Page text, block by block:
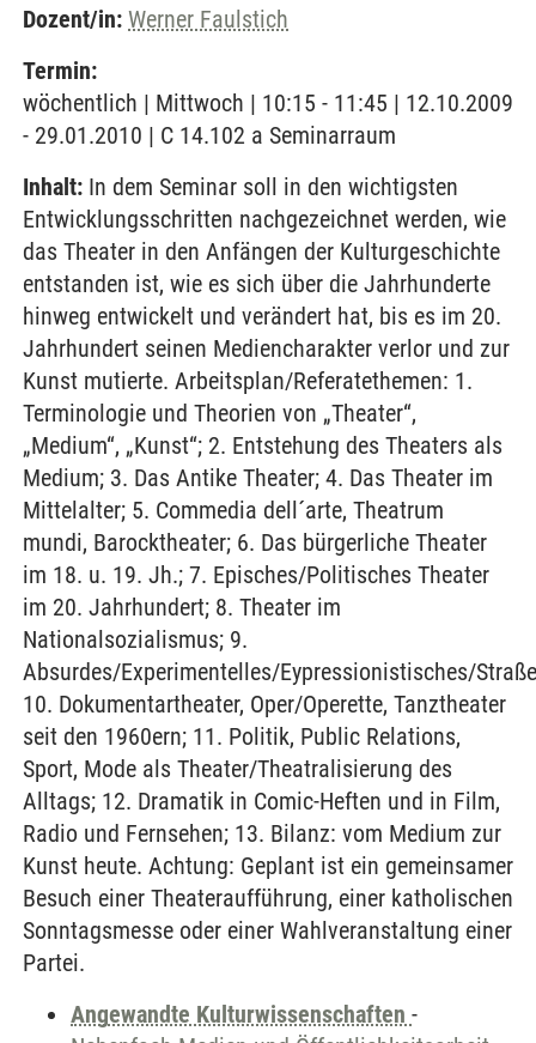
Dozent/in: Werner Faulstich
Termin:
wöchentlich | Mittwoch | 10:15 - 11:45 | 12.10.2009
- 29.01.2010 | C 14.102 a Seminarraum
Inhalt: In dem Seminar soll in den wichtigsten
Entwicklungsschritten nachgezeichnet werden, wie
das Theater in den Anfängen der Kulturgeschichte
entstanden ist, wie es sich über die Jahrhunderte
hinweg entwickelt und verändert hat, bis es im 20.
Jahrhundert seinen Mediencharakter verlor und zur
Kunst mutierte. Arbeitsplan/Referatethemen: 1.
Terminologie und Theorien von „Theater“,
„Medium“, „Kunst“; 2. Entstehung des Theaters als
Medium; 3. Das Antike Theater; 4. Das Theater im
Mittelalter; 5. Commedia dell´arte, Theatrum
mundi, Barocktheater; 6. Das bürgerliche Theater
im 18. u. 19. Jh.; 7. Episches/Politisches Theater
im 20. Jahrhundert; 8. Theater im
Nationalsozialismus; 9.
Absurdes/Experimentelles/Eypressionistisches/
10. Dokumentartheater, Oper/Operette, Tanztheater
seit den 1960ern; 11. Politik, Public Relations,
Sport, Mode als Theater/Theatralisierung des
Alltags; 12. Dramatik in Comic-Heften und in Film,
Radio und Fernsehen; 13. Bilanz: vom Medium zur
Kunst heute. Achtung: Geplant ist ein gemeinsamer
Besuch einer Theateraufführung, einer katholischen
Sonntagsmesse oder einer Wahlveranstaltung einer
Partei.
Angewandte Kulturwissenschaften -